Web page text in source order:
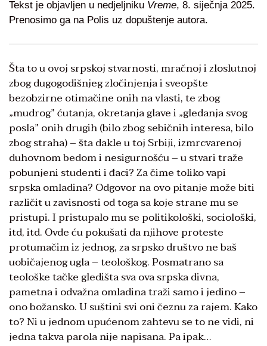
Tekst je objavljen u nedjeljniku Vreme, 8. siječnja 2025.
Prenosimo ga na Polis uz dopuštenje autora.
Šta to u ovoj srpskoj stvarnosti, mračnoj i zloslutnoj
zbog dugogodišnjeg zločinjenja i sveopšte
bezobzirne otimačine onih na vlasti, te zbog
„mudrog” ćutanja, okretanja glave i „gledanja svog
posla” onih drugih (bilo zbog sebičnih interesa, bilo
zbog straha) – šta dakle u toj Srbiji, izmrcvarenoj
duhovnom bedom i nesigurnošću – u stvari traže
pobunjeni studenti i đaci? Za čime toliko vapi
srpska omladina? Odgovor na ovo pitanje može biti
različit u zavisnosti od toga sa koje strane mu se
pristupi. I pristupalo mu se politikološki, sociološki,
itd, itd. Ovde ću pokušati da njihove proteste
protumačim iz jednog, za srpsko društvo ne baš
uobičajenog ugla – teološkog. Posmatrano sa
teološke tačke gledišta sva ova srpska divna,
pametna i odvažna omladina traži samo i jedino –
ono božansko. U suštini svi oni čeznu za rajem. Kako
to? Ni u jednom upućenom zahtevu se to ne vidi, ni
jedna takva parola nije napisana. Pa ipak…